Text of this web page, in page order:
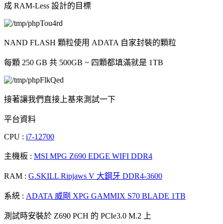
成 RAM-Less 設計的目標
NAND FLASH 顆粒使用 ADATA 自家封裝的顆粒
每顆 250 GB 共 500GB ~ 四顆都填滿就是 1TB
接著讓我們直接上基來測試一下
平台資料
CPU : i7-12700
主機板 : MSI MPG Z690 EDGE WIFI DDR4
RAM : G.SKILL Ripjaws V 大鋼牙 DDR4-3600
系統 : ADATA 威剛 XPG GAMMIX S70 BLADE 1TB
測試時安裝於 Z690 PCH 的 PCIe3.0 M.2 上